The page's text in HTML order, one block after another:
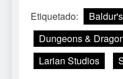
Etiquetado:
Dungeons &
Larian Studios